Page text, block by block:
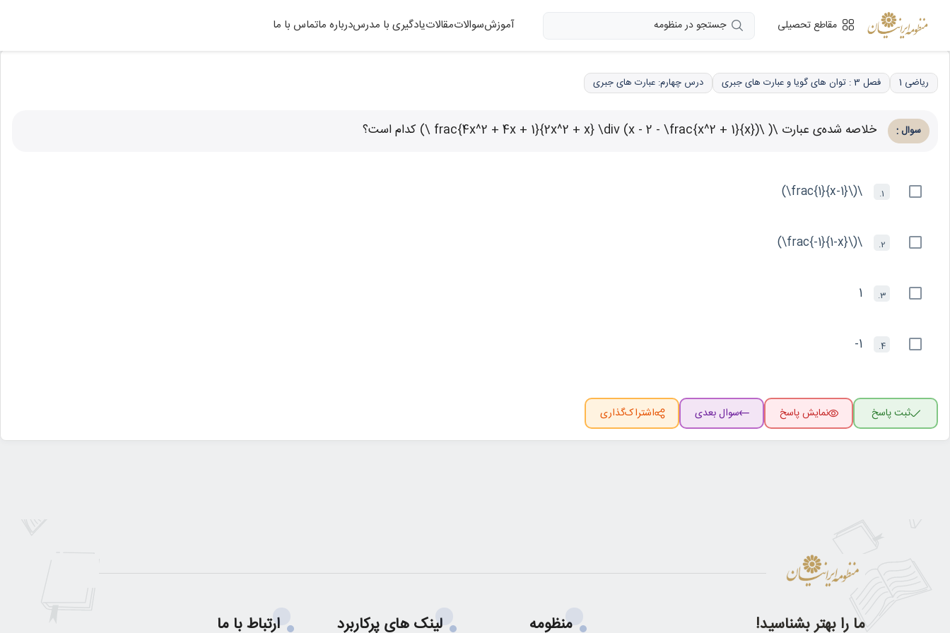
مقاطع تحصیلی جستجو در منظومه آموزشسوالاتمقالاتیادگیری با مدرسدرباره ماتماس با ما
ریاضی 1 فصل 3 : توان های گویا و عبارت های جبری درس چهارم: عبارت های جبری
سوال : خلاصه شده‌ی عبارت \( \frac{4x^2 + 4x + 1}{2x^2 + x} \div (x - 2 - \frac{x^2 + 1}{x}) \) کدام است؟
1.
\(\frac{1}{x-1}\)
2.
\(\frac{-1}{1-x}\)
3.
1
4.
1-
ثبت پاسخ نمایش پاسخ سوال بعدی اشتراک‌گذاری
ما را بهتر بشناسید! منظومه لینک های پرکاربرد ارتباط با ما